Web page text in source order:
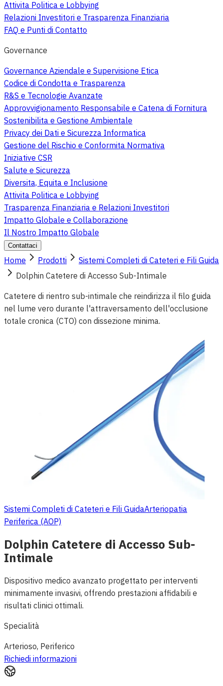
Attivita Politica e Lobbying
Relazioni Investitori e Trasparenza Finanziaria
FAQ e Punti di Contatto
Governance
Governance Aziendale e Supervisione Etica
Codice di Condotta e Trasparenza
R&S e Tecnologie Avanzate
Approvvigionamento Responsabile e Catena di Fornitura
Sostenibilita e Gestione Ambientale
Privacy dei Dati e Sicurezza Informatica
Gestione del Rischio e Conformita Normativa
Iniziative CSR
Salute e Sicurezza
Diversita, Equita e Inclusione
Attivita Politica e Lobbying
Trasparenza Finanziaria e Relazioni Investitori
Impatto Globale e Collaborazione
Il Nostro Impatto Globale
Contattaci
Home Prodotti
Sistemi Completi di Cateteri e Fili Guida
Dolphin Catetere di Accesso Sub-Intimale
Catetere di rientro sub-intimale che reindirizza il filo guida
nel lume vero durante l'attraversamento dell'occlusione
totale cronica (CTO) con dissezione minima.
Sistemi Completi di Cateteri e Fili GuidaArteriopatia
Periferica (AOP)
Dolphin Catetere di Accesso Sub-
Intimale
Dispositivo medico avanzato progettato per interventi
minimamente invasivi, offrendo prestazioni affidabili e
risultati clinici ottimali.
Specialità
Arterioso, Periferico
Richiedi informazioni